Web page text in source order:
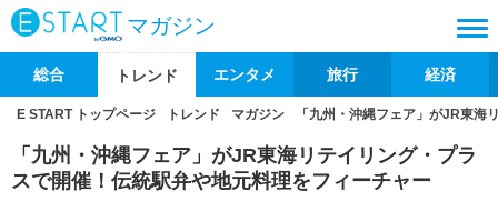
マガジン
総合 トレンド エンタメ 旅行 経済
E START トップページ トレンド マガジン 「九州・沖縄フェア」がJR東海
「九州・沖縄フェア」がJR東海リテイリング・プラ
スで開催！伝統駅弁や地元料理をフィーチャー